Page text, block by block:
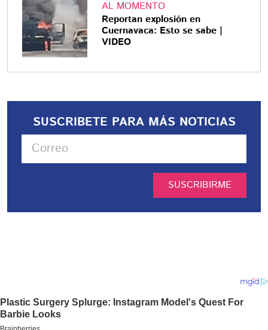
AL MOMENTO
Reportan explosión en
Cuernavaca: Esto se sabe |
VIDEO
SUSCRIBETE PARA MÁS NOTICIAS
SUSCRIBIRME